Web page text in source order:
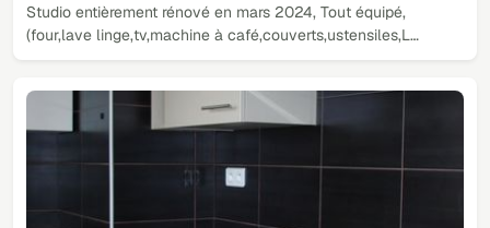
Studio entièrement rénové en mars 2024, Tout équipé,
(four,lave linge,tv,machine à café,couverts,ustensiles,L…